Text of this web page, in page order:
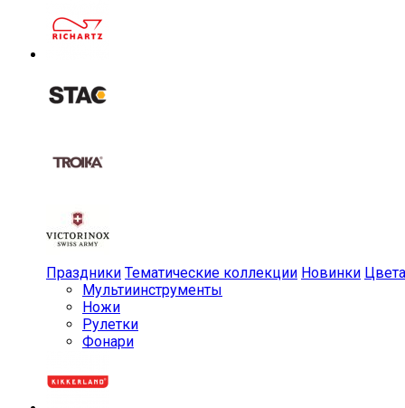
Праздники Тематические коллекции Новинки Цвета
Мульти­инструменты
Ножи
Рулетки
Фонари